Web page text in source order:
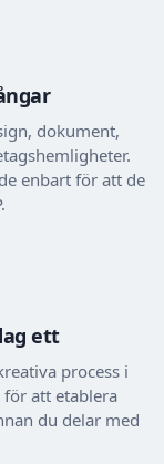
dokument,
enbart för att de
ett
process i
att etablera
du delar med